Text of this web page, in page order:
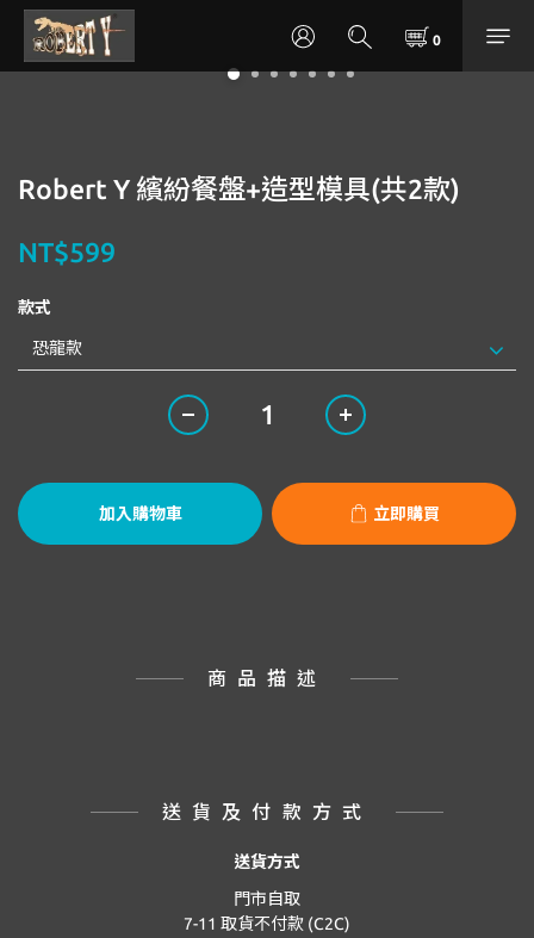
Robert Y 繽紛餐盤+造型模具(共2款)
NT$599
款式
加入購物車 立即購買
商品描述
送貨及付款方式
送貨方式
門市自取
7-11 取貨不付款 (C2C)